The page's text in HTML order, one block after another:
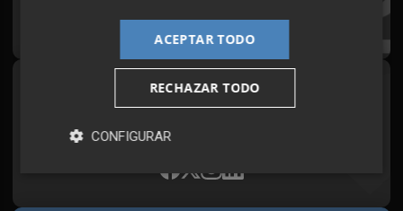
¡Quiero suscribirme!
Síguenos en redes
Plaza Podcast, desde cualquier medio
ACEPTAR TODO
RECHAZAR TODO
CONFIGURAR